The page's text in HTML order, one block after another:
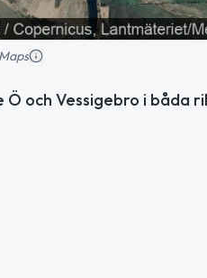
och Vessigebro i båda